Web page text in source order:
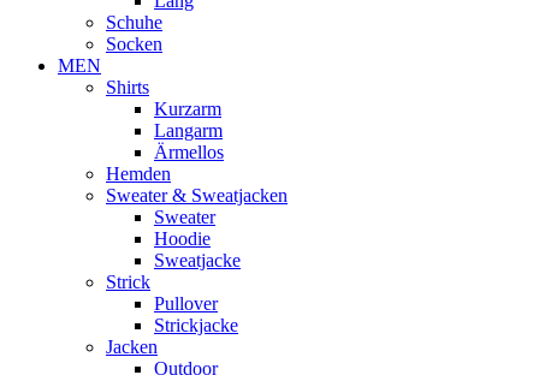
Schuhe
Socken
MEN
Shirts
Kurzarm
Langarm
Ärmellos
Hemden
Sweater & Sweatjacken
Sweater
Hoodie
Sweatjacke
Strick
Pullover
Strickjacke
Jacken
Outdoor